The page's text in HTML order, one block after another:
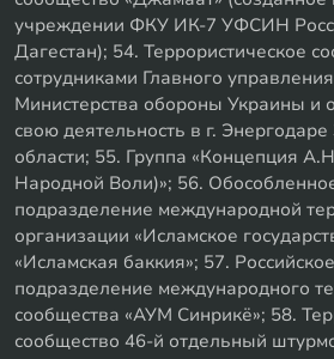
учреждении ФКУ ИК-7 УФСИН
Дагестан); 54. Террористическое
сотрудниками Главного
Министерства обороны Украины и
свою деятельность в г.
области; 55. Группа «Концепция
Народной Воли)»; 56.
подразделение международной
организации «Исламское
«Исламская баккия»; 57.
подразделение международного
сообщества «АУМ Синрикё»; 58.
сообщество 46-й отдельный